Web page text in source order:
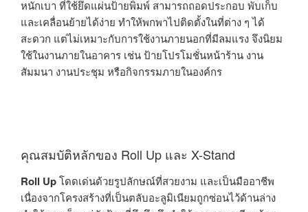
หนักเบา ที่ใช้ยึดแผ่นป้ายพิมพ์ สามารถถอดประกอบ พับเก็บ
และเคลื่อนย้ายได้ง่าย ทำให้พกพาไปติดตั้งในที่ต่าง ๆ ได้
สะดวก แต่ไม่เหมาะกับการใช้งานภายนอกที่มีลมแรง จึงนิยม
ใช้ในงานภายในอาคาร เช่น ป้ายโปรโมชั่นหน้าร้าน งาน
สัมมนา งานประชุม หรือกิจกรรมภายในองค์กร
คุณสมบัติหลักของ Roll Up และ X-Stand
Roll Upโดดเด่นด้วยรูปลักษณ์ที่สวยงาม และเป็นมืออาชีพ
เนื่องจากโครงสร้างที่เป็นตลับอะลูมิเนียมถูกซ่อนไว้ด้านล่าง